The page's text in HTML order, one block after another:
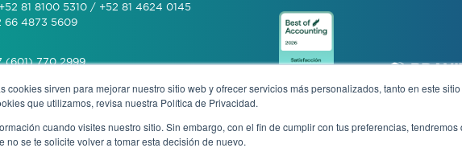
cookies sirven para mejorar nuestro sitio web y ofrecer servicios más personalizados, tanto en este
que utilizamos, revisa nuestra Política de Privacidad.
cuando visites nuestro sitio. Sin embargo, con el fin de cumplir con tus preferencias, tendremos
se te solicite volver a tomar esta decisión de nuevo.
81 8100 5310 / +52 81 4624 0145
66 4873 5609
(601) 770 2999
4070 0742
Aviso de